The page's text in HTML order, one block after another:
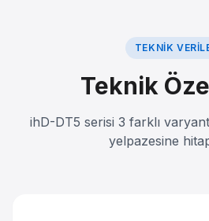
TEKNIK
Teknik
ihD-DT5 serisi 3 farklı
yelpazesine